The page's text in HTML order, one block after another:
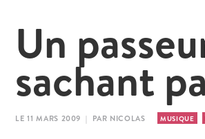
Un
sachant
LE 11 MARS 2009 | PAR NICOLAS MUSIQUE